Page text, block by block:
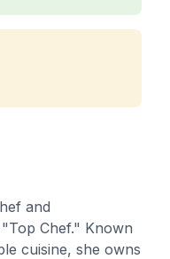
and
Chef." Known
cuisine, she owns